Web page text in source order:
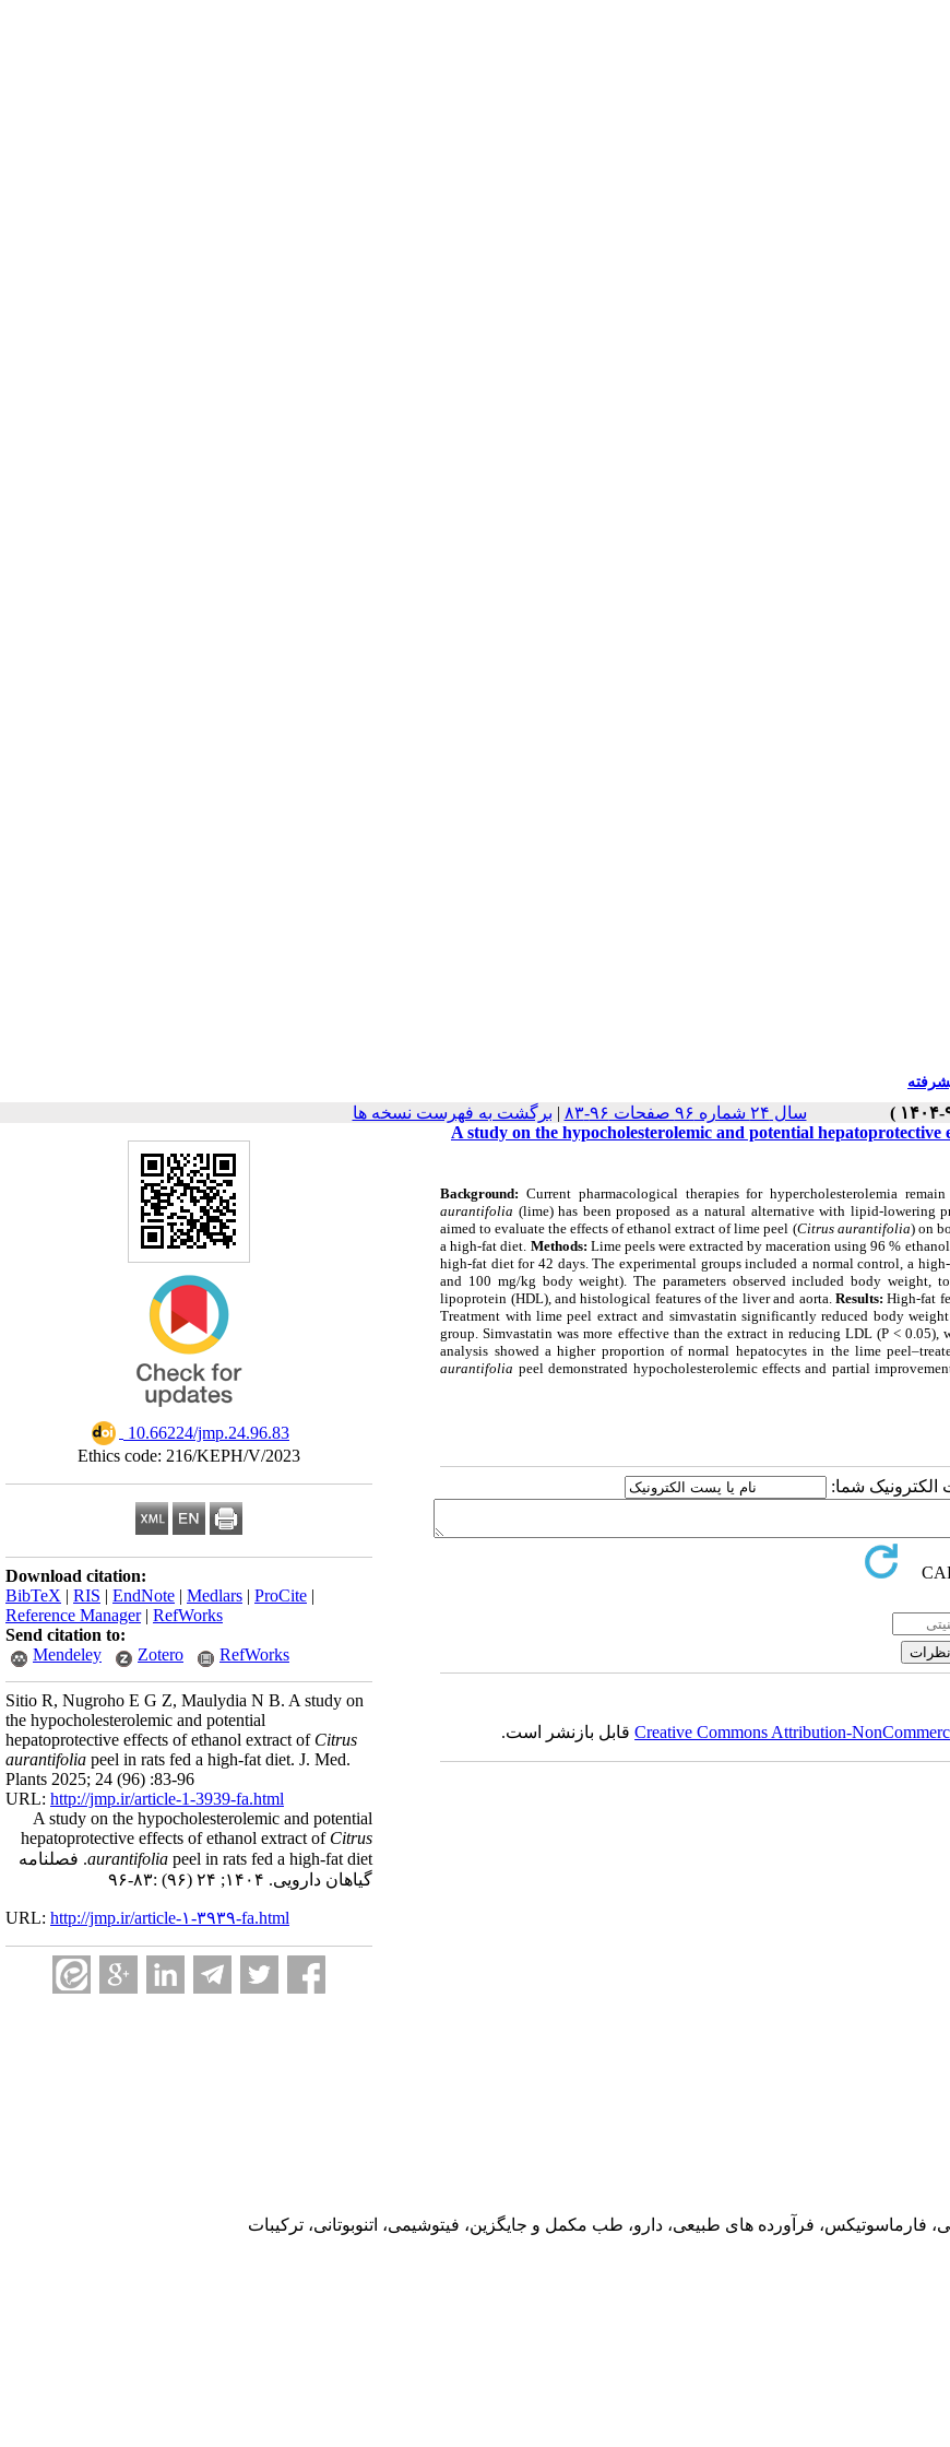
سال ۲۴ شماره ۹۶ صفحات ۹۶-۸۳ | برگشت به فهرست نسخه ها
‎ 10.66224/jmp.24.96.83
Ethics code: 216/KEPH/V/2023
Download citation:
BibTeX | RIS | EndNote | Medlars | ProCite |
Reference Manager| RefWorks
Send citation to:
Mendeley
Zotero RefWorks
Sitio R, Nugroho E G Z, Maulydia N B. A study on
the hypocholesterolemic and potential
hepatoprotective effects of ethanol extract of Citrus
aurantifolia peel in rats fed a high-fat diet. J. Med.
Plants 2025; 24 (96) :83-96
URL: http://jmp.ir/article-1-3939-fa.html
A study on the hypocholesterolemic and potential
hepatoprotective effects of ethanol extract of Citrus
aurantifoliapeel in rats fed a high-fat diet. فصلنامه
گياهان دارویی. ۱۴۰۴; ۲۴ (۹۶) :۸۳-۹۶
URL: http://jmp.ir/article-۱-۳۹۳۹-fa.html
A study on the hypocholesterolemic and potential hepatoprotective
Background: Current pharmacological therapies for hypercholesterolemia
aurantifolia (lime) has been proposed as a natural alternative with lipid-lowering
aimed to evaluate the effects of ethanol extract of lime peel (Citrus aurantifolia) on
a high-fat diet. Methods: Lime peels were extracted by maceration using 96 %
high-fat diet for 42 days. The experimental groups included a normal control, a
and 100 mg/kg body weight). The parameters observed included body
lipoprotein (HDL), and histological features of the liver and aorta. Results:High-fat
Treatment with lime peel extract and simvastatin significantly reduced body
group. Simvastatin was more effective than the extract in reducing LDL (P <
analysis showed a higher proportion of normal hepatocytes in the lime
aurantifolia peel demonstrated hypocholesterolemic effects and partial
الکترونیک شما:
Creative Commons Attribution-قابل بازنشر است.
فارماسوتیکس، فرآورده های طبیعی، دارو، طب مکمل و جایگزین، فیتوشیمی، اتنوبوتانی، ترکیبات